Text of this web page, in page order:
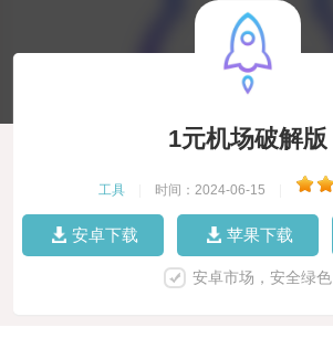
1元机场破解版
工具 时间：2024-06-15
安卓下载 苹果下载
安卓市场，安全绿色